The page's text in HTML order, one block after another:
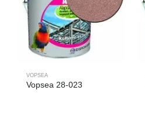
VOPSEA
Vopsea 28-023